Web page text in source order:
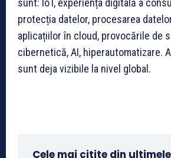
sunt: IoT, experiența digitală a
protecția datelor, procesarea
aplicațiilor în cloud, provocările de
cibernetică, AI, hiperautomatizare.
sunt deja vizibile la nivel global.
Cele mai citite din